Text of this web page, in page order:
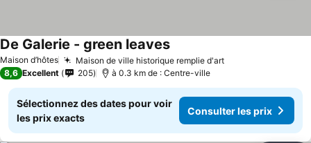
Maison d’hôtes Maison de ville historique remplie d'art
De Galerie - green leaves
8,6 Excellent 205 à 0.3 km de : Centre-ville
Sélectionnez des dates pour voir
les prix exacts
Consulter les prix